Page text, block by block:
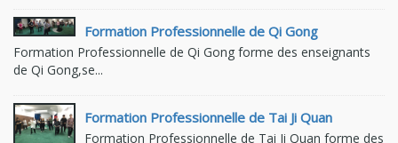
Formation Professionnelle de Qi Gong
Formation Professionnelle de Qi Gong forme des enseignants
de Qi Gong,se...
Formation Professionnelle de Tai Ji Quan
Formation Professionnelle de Tai Ji Quan forme des